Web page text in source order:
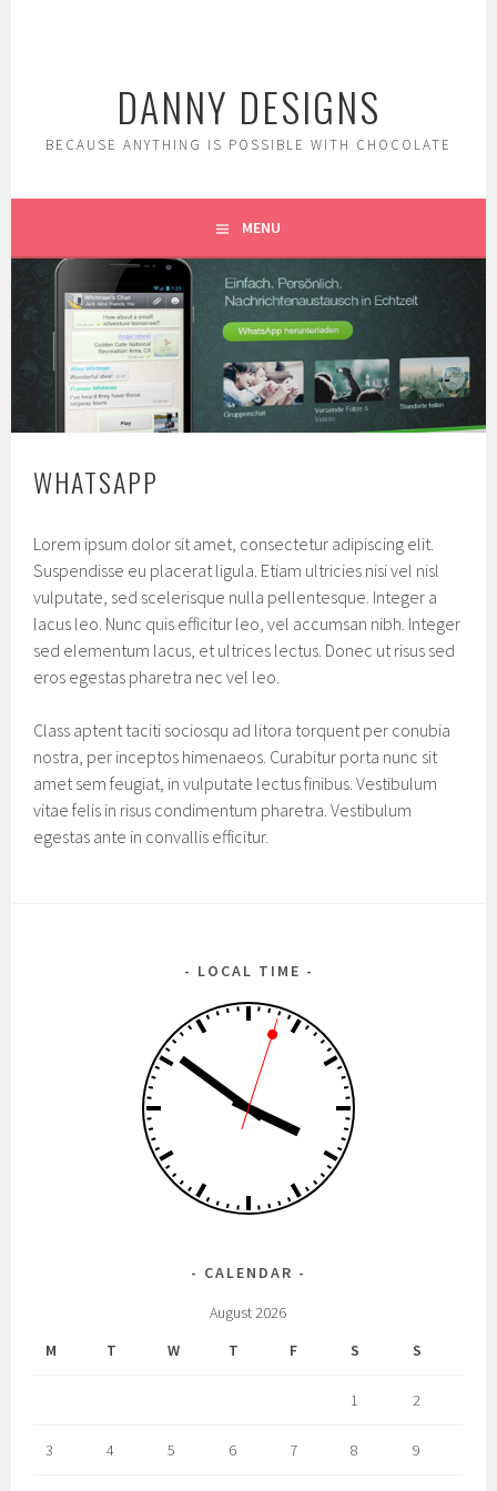
DANNY DESIGNS
BECAUSE ANYTHING IS POSSIBLE WITH CHOCOLATE
MENU
WHATSAPP
Lorem ipsum dolor sit amet, consectetur adipiscing elit.
Suspendisse eu placerat ligula. Etiam ultricies nisi vel nisl
vulputate, sed scelerisque nulla pellentesque. Integer a
lacus leo. Nunc quis efficitur leo, vel accumsan nibh. Integer
sed elementum lacus, et ultrices lectus. Donec ut risus sed
eros egestas pharetra nec vel leo.
Class aptent taciti sociosqu ad litora torquent per conubia
nostra, per inceptos himenaeos. Curabitur porta nunc sit
amet sem feugiat, in vulputate lectus finibus. Vestibulum
vitae felis in risus condimentum pharetra. Vestibulum
egestas ante in convallis efficitur.
LOCAL TIME
CALENDAR
August 2026
M
T W T F S S
1 2
3 4 5 6 7 8 9